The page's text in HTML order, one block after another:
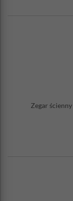
Zegar